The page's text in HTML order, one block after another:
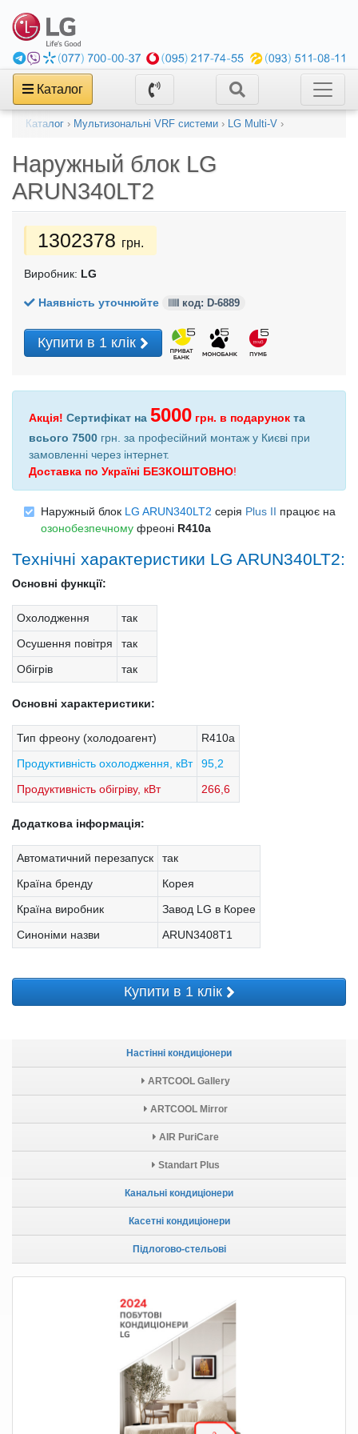
Каталог
Настінні кондиціонери
ARTCOOL Gallery
ARTCOOL Mirror
AIR PuriCare
Standart Plus
Канальні кондиціонери
Касетні кондиціонери
Підлогово-стельові
Каталог › Мультизональні VRF системи › LG Multi-V ›
Наружный блок LG
ARUN340LT2
1302378 грн.
Виробник: LG
Наявність уточнюйте код: D-6889
Купити в 1 клік
Акція! Сертифікат на 5000 грн. в подарунок та
всього 7500 грн. за професійний монтаж у Києві при
замовленні через інтернет.
Доставка по Україні БЕЗКОШТОВНО!
Наружный блок LG ARUN340LT2 серія Plus II працює на
озонобезпечному фреоні R410a
Технічні характеристики LG ARUN340LT2:
Основні функції:
Охолодження
так
Осушення повітря
так
Обігрів
так
Основні характеристики:
Тип фреону (холодоагент)
R410a
Продуктивність охолодження, кВт
95,2
Продуктивність обігріву, кВт
266,6
Додаткова інформація:
Автоматичний перезапуск
так
Країна бренду
Корея
Країна виробник
Завод LG в Корее
Синоніми назви
ARUN3408T1
Купити в 1 клік